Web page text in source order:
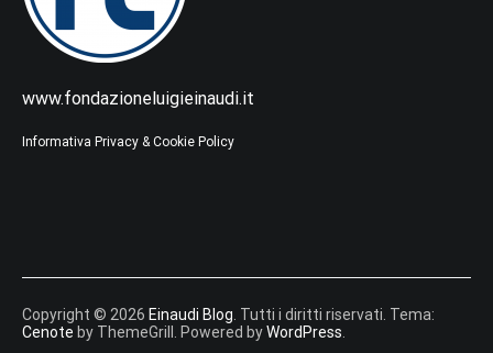
www.fondazioneluigieinaudi.it
Informativa Privacy & Cookie Policy
Copyright © 2026 Einaudi Blog. Tutti i diritti riservati. Tema:
Cenote by ThemeGrill. Powered byWordPress.